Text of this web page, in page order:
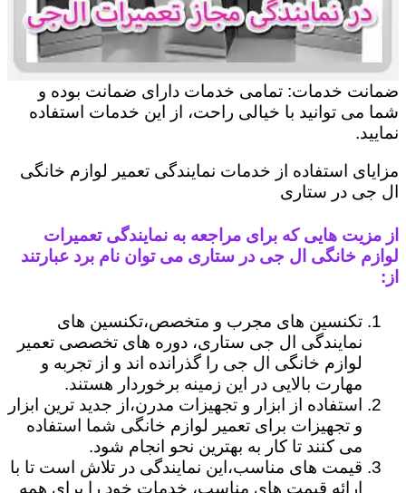
ضمانت خدمات: تمامی خدمات دارای ضمانت بوده و
شما می توانید با خیالی راحت، از این خدمات استفاده
نمایید.
مزایای استفاده از خدمات نمایندگی تعمیر لوازم خانگی
ال جی در ستاری
از مزیت هایی که برای مراجعه به نمایندگی تعمیرات
لوازم خانگی ال جی در ستاری می توان نام برد عبارتند
از:
تکنسین های مجرب و متخصص،تکنسین های
نمایندگی ال جی ستاری، دوره های تخصصی تعمیر
لوازم خانگی ال جی را گذرانده اند و از تجربه و
مهارت بالایی در این زمینه برخوردار هستند.
استفاده از ابزار و تجهیزات مدرن،از جدید ترین ابزار
و تجهیزات برای تعمیر لوازم خانگی شما استفاده
می کنند تا کار به بهترین نحو انجام شود.
قیمت های مناسب،این نمایندگی در تلاش است تا با
ارائه قیمت های مناسب، خدمات خود را برای همه